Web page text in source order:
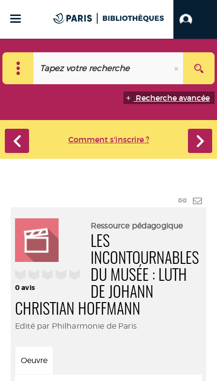
Recherche avancée
Comment s'inscrire ?
Lien
0avis
Ressource pédagogique
LES
INCONTOURNABLES
DU MUSÉE : LUTH
DE JOHANN
CHRISTIAN HOFFMANN
Edité par Philharmonie de Paris
Oeuvre